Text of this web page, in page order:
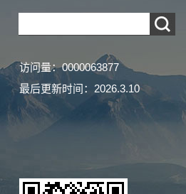
访问量：0000063877
最后更新时间： 2026.3.10